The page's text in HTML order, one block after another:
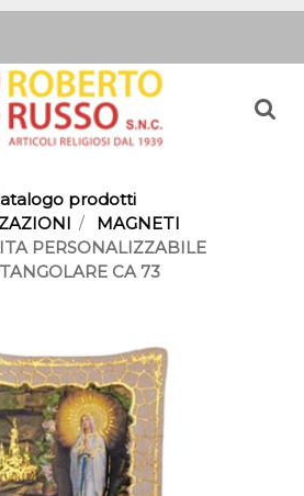
prodotti
MAGNETI
PERSONALIZZABILE
CA 73